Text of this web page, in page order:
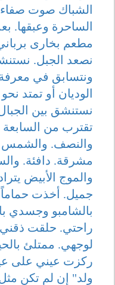
الشباك صوت صفاء
الساحرة وعبقها.
مطعم بخارى
نصعد الجبل.
ونتسابق في معرفة
الوديان أو تمتد
نستنشق بين
تقترب من السابعة
والنصف. والشمس
مشرقة. دافئة.
والموج الأبيض
جميل. أخذت
بالشامبو وجسدي
راحتي. حلقت
لوجهي. ممتلئ
ركزت عيني على
ولد" إن لم تكن